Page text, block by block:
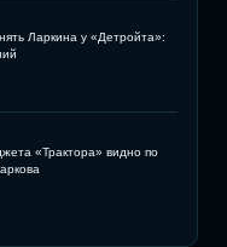
Ларкина у «Детройта»:
«Трактора» видно по